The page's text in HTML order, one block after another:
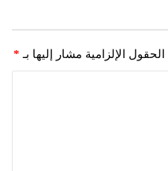
الحقول الإلزامية مشار إليها بـ *